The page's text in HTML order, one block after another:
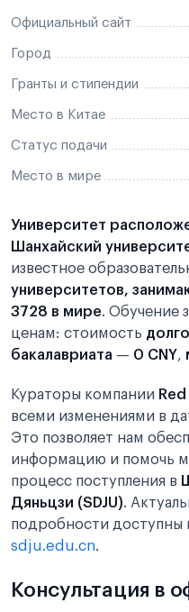
Официальный сайт
Город
Гранты и стипендии
Место в Китае
Статус подачи
Место в мире
Университет
Шанхайский
известное
университетов,
3728 в мире. Обучение
ценам: стоимость
бакалавриата — 0 CNY,
Кураторы компании
всеми изменениями в
Это позволяет нам
информацию и помочь
процесс поступления в
Дяньцзи (SDJU).
подробности доступны
sdju.edu.cn.
Консультация в